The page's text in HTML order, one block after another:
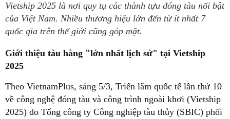
Vietship 2025 là nơi quy tụ các thành tựu đóng tàu nổi bật
của Việt Nam. Nhiều thương hiệu lớn đến từ ít nhất 7
quốc gia trên thế giới cũng góp mặt.
Giới thiệu tàu hàng "lớn nhất lịch sử" tại Vietship
2025
Theo VietnamPlus, sáng 5/3, Triển lãm quốc tế lần thứ 10
về công nghệ đóng tàu và công trình ngoài khơi (Vietship
2025) do Tổng công ty Công nghiệp tàu thủy (SBIC) phối